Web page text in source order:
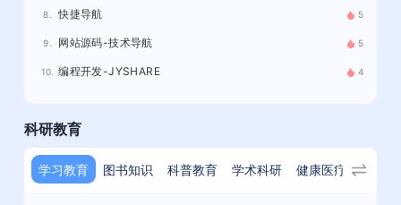
8. 快捷导航 5
9. 网站源码-技术导航 5
10. 编程开发-JYSHARE 4
科研教育
学习教育 图书知识 科普教育 学术科研 健康医疗